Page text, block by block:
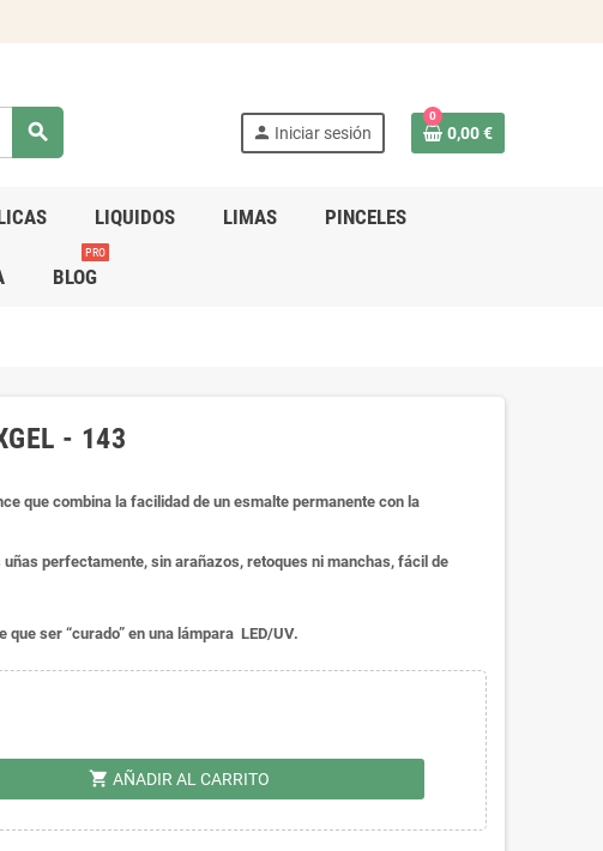
search person Iniciar sesión
0
0,00 €
LIQUIDOS LIMAS PINCELES
BLOG
PRO
- 143
que combina la facilidad de un esmalte permanente con la
perfectamente, sin arañazos, retoques ni manchas, fácil de
que ser “curado” en una lámpara LED/UV.
shopping_cart AÑADIR AL CARRITO